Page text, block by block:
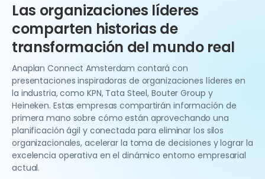
Las organizaciones líderes
comparten historias de
transformación del mundo real
Anaplan Connect Amsterdam contará con
presentaciones inspiradoras de organizaciones líderes en
la industria, como KPN, Tata Steel, Bouter Group y
Heineken. Estas empresas compartirán información de
primera mano sobre cómo están aprovechando una
planificación ágil y conectada para eliminar los silos
organizacionales, acelerar la toma de decisiones y lograr la
excelencia operativa en el dinámico entorno empresarial
actual.